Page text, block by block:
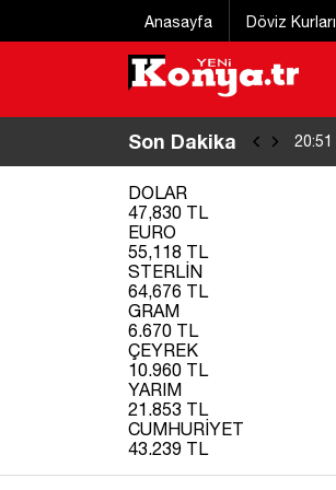
Anasayfa Döviz Kurları
Son Dakika 20:51
DOLAR
47,830 TL
EURO
55,118 TL
STERLİN
64,676 TL
GRAM
6.670 TL
ÇEYREK
10.960 TL
YARIM
21.853 TL
CUMHURİYET
43.239 TL